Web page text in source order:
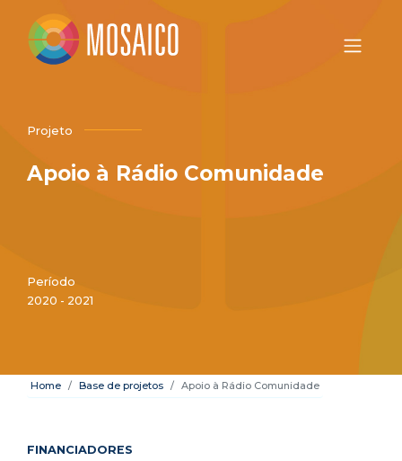
Projeto
Apoio à Rádio Comunidade
Período
2020 - 2021
Home Base de projetos Apoio à Rádio Comunidade
FINANCIADORES